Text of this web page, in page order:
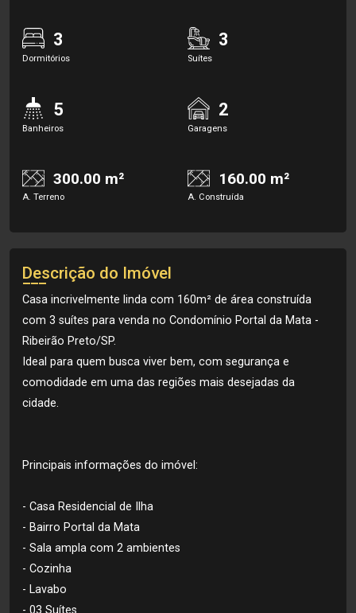
3
Dormitórios
3
Suítes
5
Banheiros
2
Garagens
300.00 m²
A. Terreno
160.00 m²
A. Construída
Descrição do Imóvel
Casa incrivelmente linda com 160m² de área construída
com 3 suítes para venda no Condomínio Portal da Mata -
Ribeirão Preto/SP.
Ideal para quem busca viver bem, com segurança e
comodidade em uma das regiões mais desejadas da
cidade.
Principais informações do imóvel:
- Casa Residencial de Ilha
- Bairro Portal da Mata
- Sala ampla com 2 ambientes
- Cozinha
- Lavabo
- 03 Suítes